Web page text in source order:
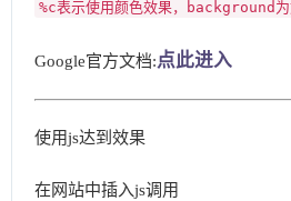
%c表示使用颜色效果，background
Google官方文档:点此进入
使用js达到效果
在网站中插入js调用